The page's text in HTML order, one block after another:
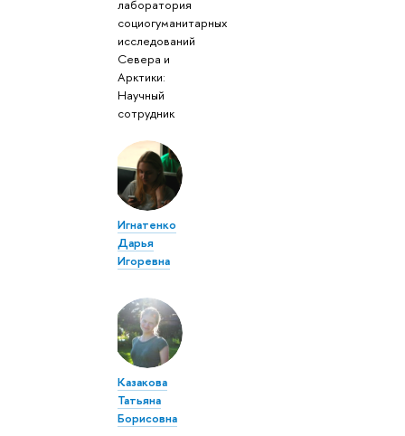
лаборатория
социогуманитарных
исследований
Севера и
Арктики:
Научный
сотрудник
Игнатенко
Дарья
Игоревна
Казакова
Татьяна
Борисовна